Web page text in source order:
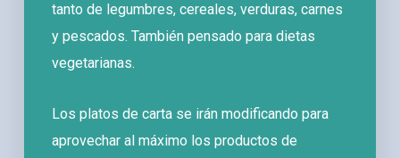
tanto de legumbres, cereales, verduras, carnes
y pescados. También pensado para dietas
vegetarianas.
Los platos de carta se irán modificando para
aprovechar al máximo los productos de